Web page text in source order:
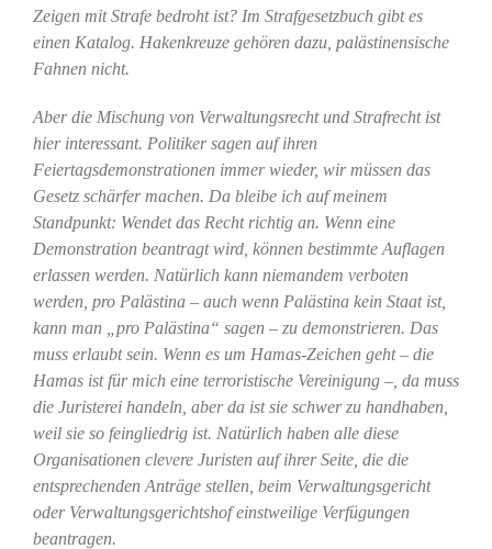
Zeigen mit Strafe bedroht ist? Im Strafgesetzbuch gibt es
einen Katalog. Hakenkreuze gehören dazu, palästinensische
Fahnen nicht.
Aber die Mischung von Verwaltungsrecht und Strafrecht ist
hier interessant. Politiker sagen auf ihren
Feiertagsdemonstrationen immer wieder, wir müssen das
Gesetz schärfer machen. Da bleibe ich auf meinem
Standpunkt: Wendet das Recht richtig an. Wenn eine
Demonstration beantragt wird, können bestimmte Auflagen
erlassen werden. Natürlich kann niemandem verboten
werden, pro Palästina – auch wenn Palästina kein Staat ist,
kann man „pro Palästina“ sagen – zu demonstrieren. Das
muss erlaubt sein. Wenn es um Hamas-Zeichen geht – die
Hamas ist für mich eine terroristische Vereinigung –, da muss
die Juristerei handeln, aber da ist sie schwer zu handhaben,
weil sie so feingliedrig ist. Natürlich haben alle diese
Organisationen clevere Juristen auf ihrer Seite, die die
entsprechenden Anträge stellen, beim Verwaltungsgericht
oder Verwaltungsgerichtshof einstweilige Verfügungen
beantragen.